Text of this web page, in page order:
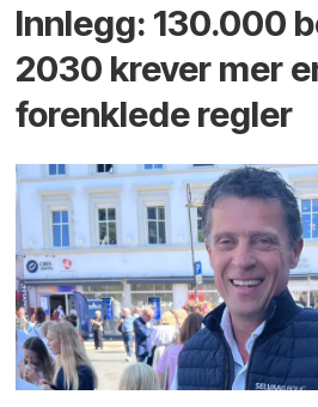
Innlegg: 130.000
2030 krever mer
forenklede regler